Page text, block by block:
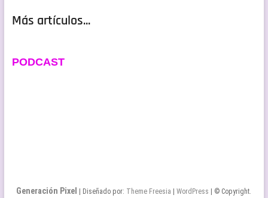
Más artículos...
PODCAST
Generación Pixel | Diseñado por: Theme Freesia |WordPress | © Copyright.